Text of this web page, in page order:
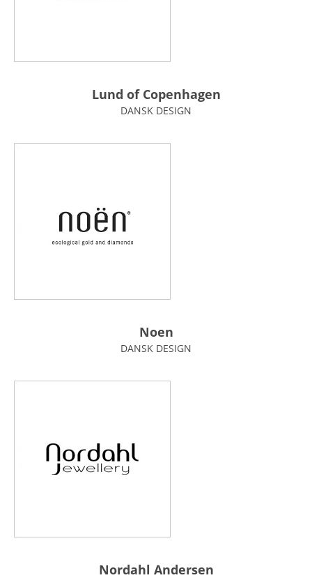
Lund of Copenhagen
DANSK DESIGN
Noen
DANSK DESIGN
Nordahl Andersen